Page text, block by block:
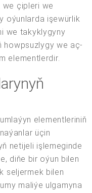
we çipleri we
oýunlarda işewürlik
we takyklygyny
howpsuzlygy we aç-
elementlerdir.
elementleriniň
üçin
netijeli işlemeginde
diňe bir oýun bilen
seljermek bilen
maliýe ulgamyna